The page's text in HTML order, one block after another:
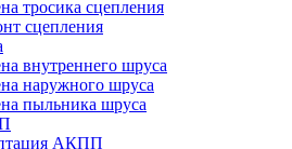
тросика сцепления
сцепления
внутреннего шруса
наружного шруса
пыльника шруса
АКПП